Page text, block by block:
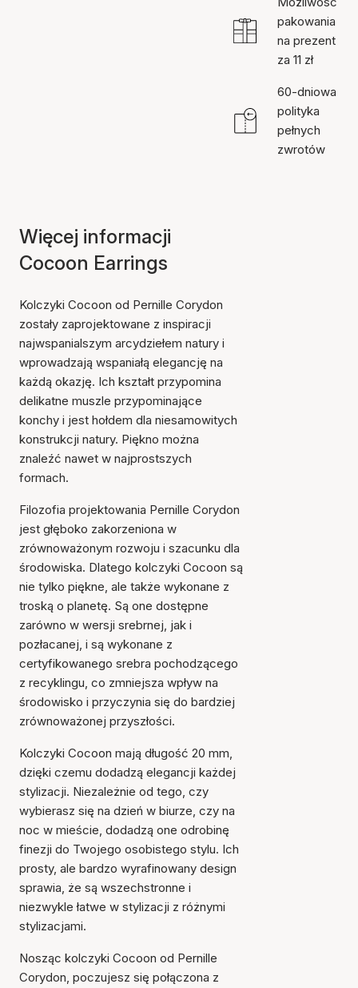
pakowania
na prezent
za 11 zł
60-dniowa
polityka
pełnych
zwrotów
Więcej informacji
Cocoon Earrings
Kolczyki Cocoon od Pernille Corydon
zostały zaprojektowane z inspiracji
najwspanialszym arcydziełem natury i
wprowadzają wspaniałą elegancję na
każdą okazję. Ich kształt przypomina
delikatne muszle przypominające
konchy i jest hołdem dla niesamowitych
konstrukcji natury. Piękno można
znaleźć nawet w najprostszych
formach.
Filozofia projektowania Pernille Corydon
jest głęboko zakorzeniona w
zrównoważonym rozwoju i szacunku dla
środowiska. Dlatego kolczyki Cocoon są
nie tylko piękne, ale także wykonane z
troską o planetę. Są one dostępne
zarówno w wersji srebrnej, jak i
pozłacanej, i są wykonane z
certyfikowanego srebra pochodzącego
z recyklingu, co zmniejsza wpływ na
środowisko i przyczynia się do bardziej
zrównoważonej przyszłości.
Kolczyki Cocoon mają długość 20 mm,
dzięki czemu dodadzą elegancji każdej
stylizacji. Niezależnie od tego, czy
wybierasz się na dzień w biurze, czy na
noc w mieście, dodadzą one odrobinę
finezji do Twojego osobistego stylu. Ich
prosty, ale bardzo wyrafinowany design
sprawia, że są wszechstronne i
niezwykle łatwe w stylizacji z różnymi
stylizacjami.
Nosząc kolczyki Cocoon od Pernille
Corydon, poczujesz się połączona z